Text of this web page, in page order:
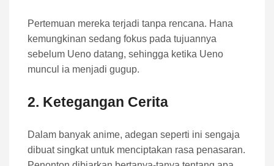
Pertemuan mereka terjadi tanpa rencana. Hana
kemungkinan sedang fokus pada tujuannya
sebelum Ueno datang, sehingga ketika Ueno
muncul ia menjadi gugup.
2. Ketegangan Cerita
Dalam banyak anime, adegan seperti ini sengaja
dibuat singkat untuk menciptakan rasa penasaran.